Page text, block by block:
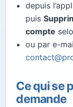
depuis
puis
compte
ou par e-
Ce qui se
demande